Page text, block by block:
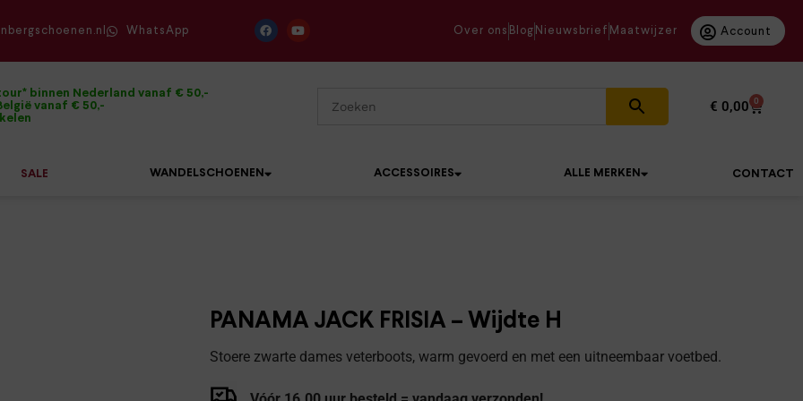
WhatsApp Over ons Blog Nieuwsbrief Maatwijzer Account
binnen Nederland vanaf € 50,-
vanaf € 50,-
€ 0,00 0
SALE WANDELSCHOENEN ACCESSOIRES ALLE MERKEN CONTACT
PANAMA JACK FRISIA – Wijdte H
Stoere zwarte dames veterboots, warm gevoerd en met een uitneembaar voetbed.